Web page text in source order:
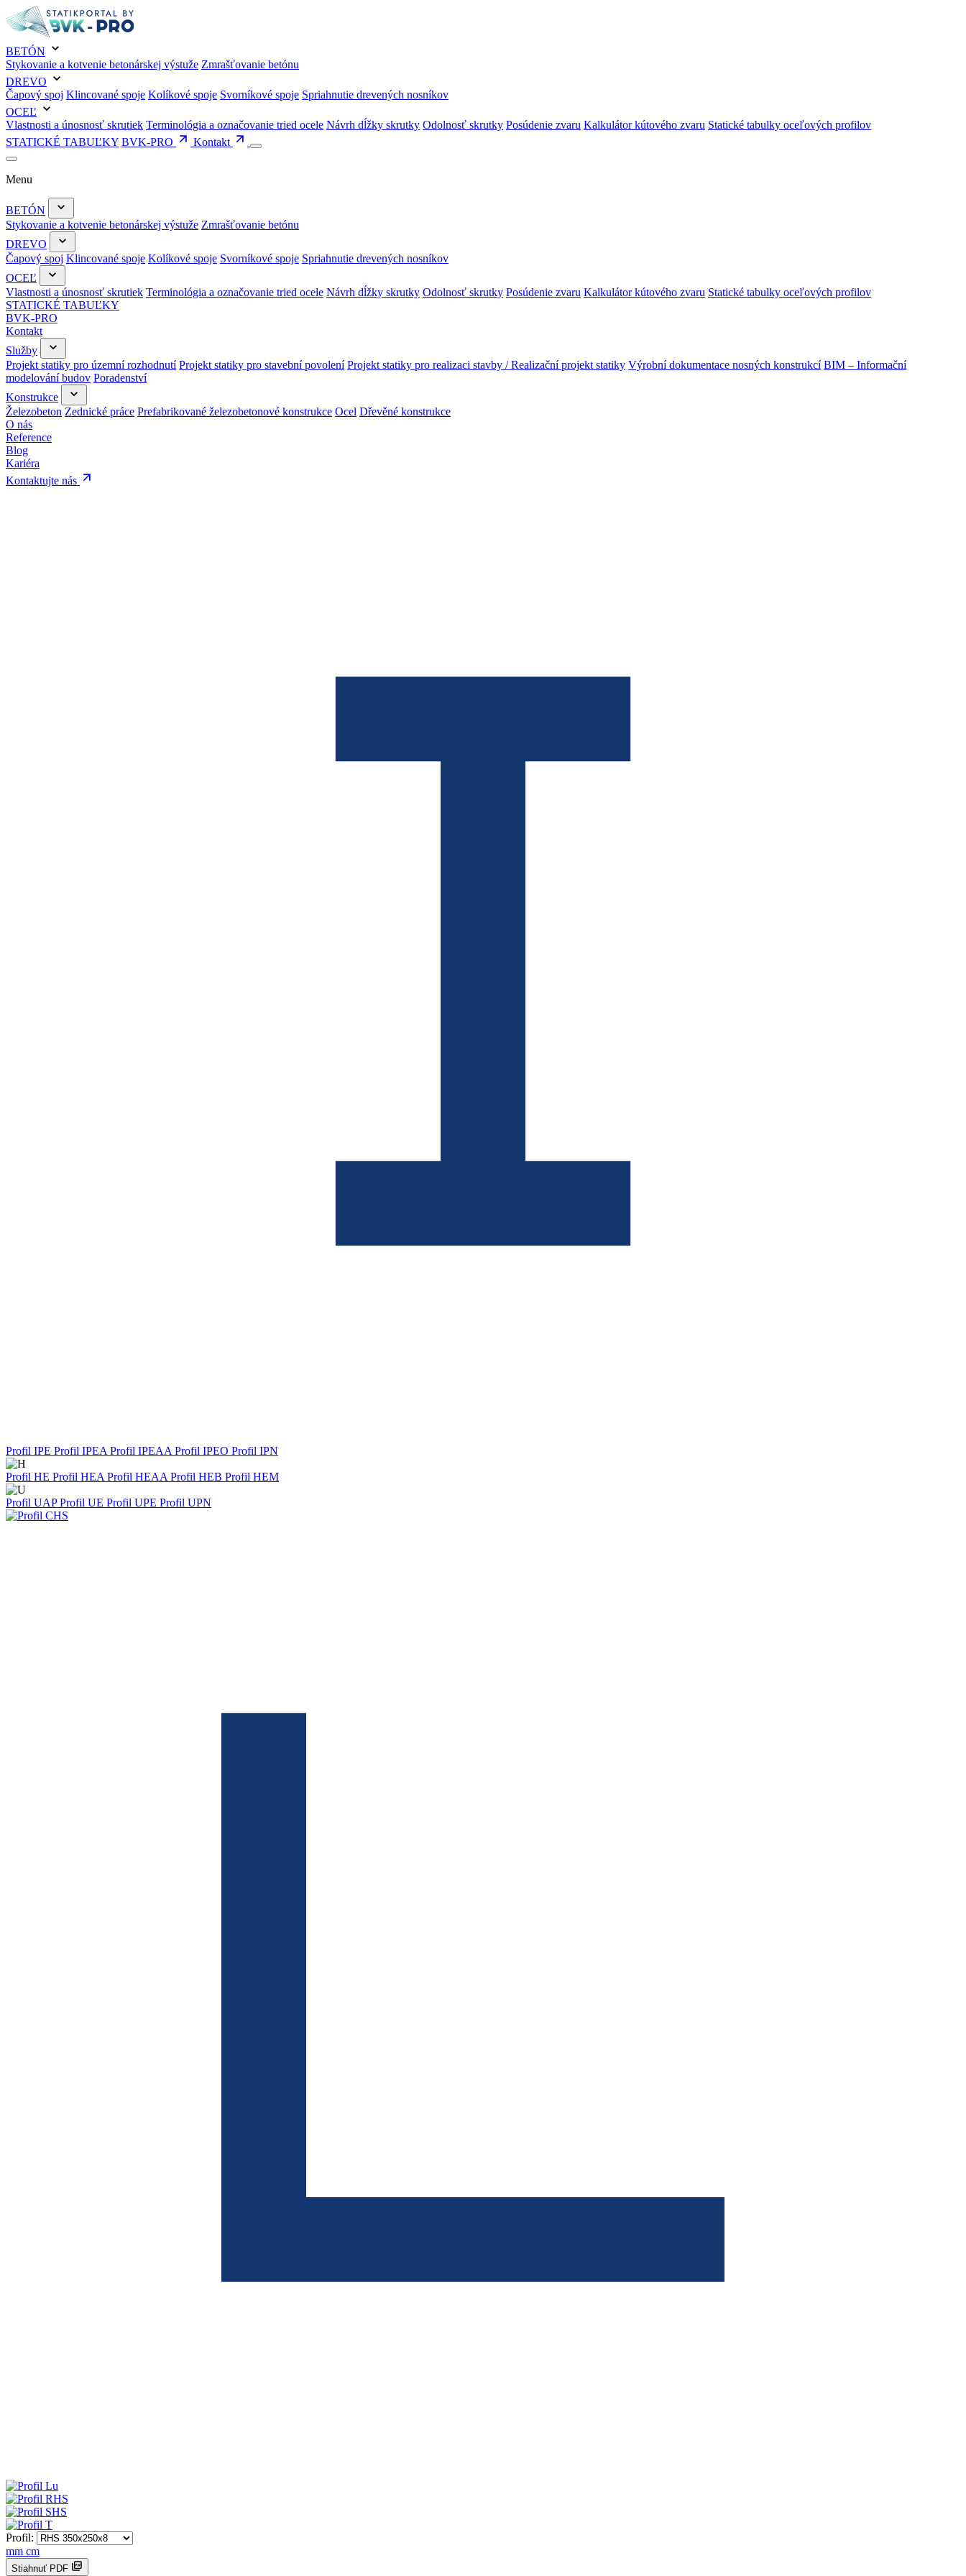
BETÓN
Stykovanie a kotvenie betonárskej výstuže Zmrašťovanie betónu
DREVO
Čapový spoj Klincované spoje Kolíkové spoje Svorníkové spoje Spriahnutie drevených nosníkov
OCEĽ
Vlastnosti a únosnosť skrutiek Terminológia a označovanie tried ocele Návrh dĺžky skrutky Odolnosť skrutky Posúdenie zvaru Kalkulátor kútového zvaru Statické tabulky oceľových profilov
STATICKÉ TABUĽKY BVK-PRO Kontakt
Menu
BETÓN
Stykovanie a kotvenie betonárskej výstuže Zmrašťovanie betónu
DREVO
Čapový spoj Klincované spoje Kolíkové spoje Svorníkové spoje Spriahnutie drevených nosníkov
OCEĽ
Vlastnosti a únosnosť skrutiek Terminológia a označovanie tried ocele Návrh dĺžky skrutky Odolnosť skrutky Posúdenie zvaru Kalkulátor kútového zvaru Statické tabulky oceľových profilov
STATICKÉ TABUĽKY
BVK-PRO
Kontakt
Služby
Projekt statiky pro územní rozhodnutí Projekt statiky pro stavební povolení Projekt statiky pro realizaci stavby / Realizační projekt statiky Výrobní dokumentace nosných konstrukcí BIM – Informační
modelování budov Poradenství
Konstrukce
Železobeton Zednické práce Prefabrikované železobetonové konstrukce Ocel Dřevěné konstrukce
O nás
Reference
Blog
Kariéra
Kontaktujte nás
Profil IPE Profil IPEA Profil IPEAA Profil IPEO Profil IPN
Profil HE Profil HEA Profil HEAA Profil HEB Profil HEM
Profil UAPProfil UE Profil UPE Profil UPN
Profil:
mm cm
Stiahnuť PDF